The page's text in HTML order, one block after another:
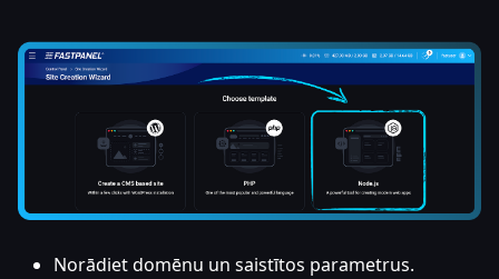
Norādiet domēnu un saistītos parametrus.